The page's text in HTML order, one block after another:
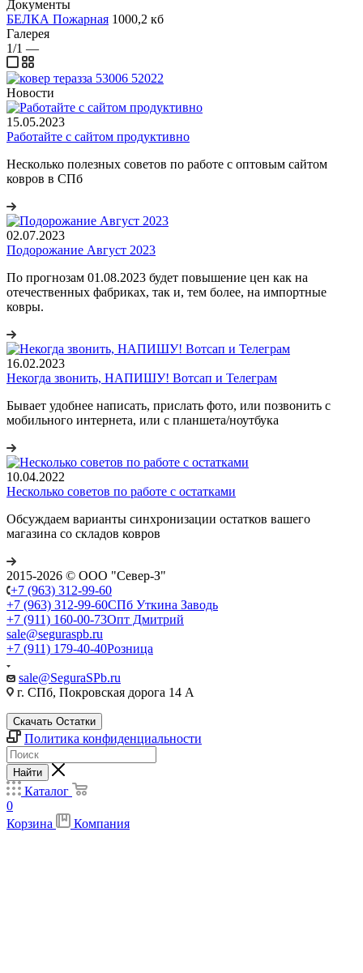
Документы
БЕЛКА Пожарная 1000,2 кб
Галерея
1/1 —
Новости
15.05.2023
Работайте с сайтом продуктивно
Несколько полезных советов по работе с оптовым сайтом
ковров в СПб
02.07.2023
Подорожание Август 2023
По прогнозам 01.08.2023 будет повышение цен как на
отечественных фабриках, так и, тем более, на импортные
ковры.
16.02.2023
Некогда звонить, НАПИШУ! Вотсап и Телеграм
Бывает удобнее написать, прислать фото, или позвонить с
мобильного интернета, или с планшета/ноутбука
10.04.2022
Несколько советов по работе с остатками
Обсуждаем варианты синхронизации остатков вашего
магазина со складов ковров
2015-2026 © ООО "Север-З"
+7 (963) 312-99-60
+7 (963) 312-99-60СПб Уткина Заводь
+7 (911) 160-00-73Опт Дмитрий
sale@seguraspb.ru
+7 (911) 179-40-40Розница
sale@SeguraSPb.ru
г. СПб, Покровская дорога 14 А
Скачать Остатки
Политика конфиденциальности
Найти
Каталог
0
Корзина
Компания